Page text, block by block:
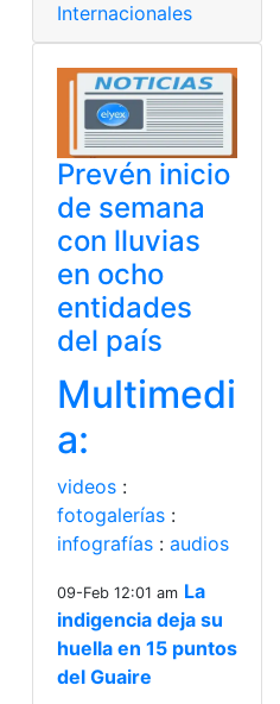
Internacionales
Prevén inicio
de semana
con lluvias
en ocho
entidades
del país
Multimedi
a:
videos :
fotogalerías :
infografías : audios
09-Feb 12:01 am La
indigencia deja su
huella en 15 puntos
del Guaire